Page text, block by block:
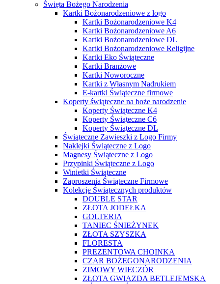
Święta Bożego Narodzenia
Kartki Bożonarodzeniowe z logo
Kartki Bożonarodzeniowe K4
Kartki Bożonarodzeniowe A6
Kartki Bożonarodzeniowe DL
Kartki Bożonarodzeniowe Religijne
Kartki Eko Świąteczne
Kartki Branżowe
Kartki Noworoczne
Kartki z Własnym Nadrukiem
E-kartki Świąteczne firmowe
Koperty świąteczne na boże narodzenie
Koperty Świąteczne K4
Koperty Świąteczne C6
Koperty Świąteczne DL
Świąteczne Zawieszki z Logo Firmy
Naklejki Świąteczne z Logo
Magnesy Świąteczne z Logo
Przypinki Świąteczne z Logo
Winietki Świąteczne
Zaproszenia Świąteczne Firmowe
Kolekcje Świątecznych produktów
DOUBLE STAR
ZŁOTA JODEŁKA
GOLTERIA
TANIEC ŚNIEŻYNEK
ZŁOTA SZYSZKA
FLORESTA
PREZENTOWA CHOINKA
CZAR BOŻEGONARODZENIA
ZIMOWY WIECZÓR
ZŁOTA GWIAZDA BETLEJEMSKA